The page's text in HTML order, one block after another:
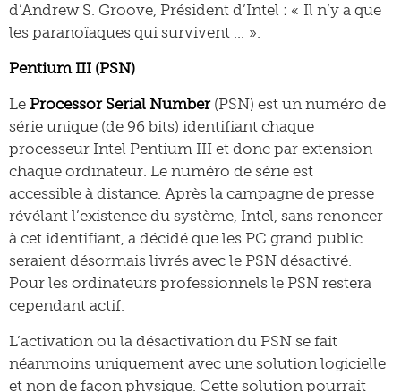
d’Andrew S. Groove, Président d’Intel : « Il n’y a que
les paranoïaques qui survivent … ».
Pentium III (PSN)
Le Processor Serial Number(PSN) est un numéro de
série unique (de 96 bits) identifiant chaque
processeur Intel Pentium III et donc par extension
chaque ordinateur. Le numéro de série est
accessible à distance. Après la campagne de presse
révélant l’existence du système, Intel, sans renoncer
à cet identifiant, a décidé que les PC grand public
seraient désormais livrés avec le PSN désactivé.
Pour les ordinateurs professionnels le PSN restera
cependant actif.
L’activation ou la désactivation du PSN se fait
néanmoins uniquement avec une solution logicielle
et non de façon physique. Cette solution pourrait